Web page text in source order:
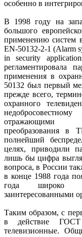
особенно в
В 1998 году на
большого
применению систем
EN-50132-2-1 (Alarm
in security
регламентировала
применения в
50132 был первый
прежде всего,
охранного
отражающими
преобразования в
полнейший
целях, приводили
лишь бы цифра
вопроса, в России
в конце 1988 года
года широко
заинтересованными
Таким образом, с
в действие ГОСТ
телевизионные.